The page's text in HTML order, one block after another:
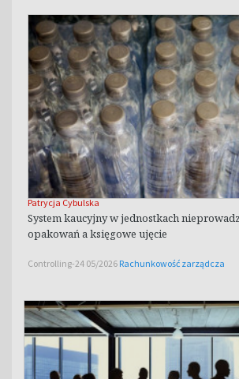
Patrycja Cybulska
System kaucyjny w jednostkach
opakowań a księgowe ujęcie
Controlling-24 05/2026 Rachunkowość zarządcza